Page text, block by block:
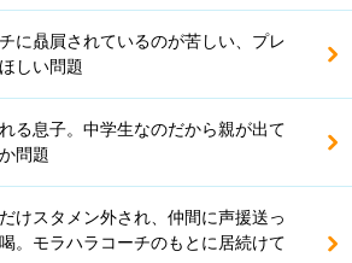
に贔屓されているのが苦しい、プレ
しい問題
る息子。中学生なのだから親が出て
問題
けスタメン外され、仲間に声援送っ
。モラハラコーチのもとに居続けて